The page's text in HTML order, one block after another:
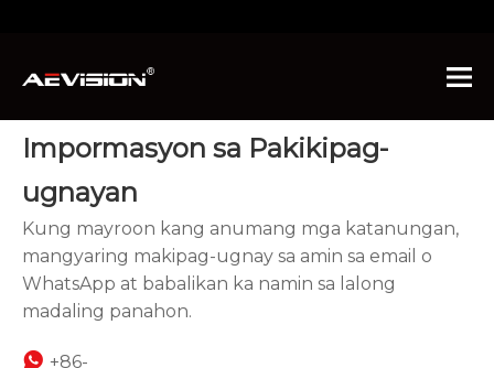
Impormasyon sa Pakikipag-
ugnayan
Kung mayroon kang anumang mga katanungan,
mangyaring makipag-ugnay sa amin sa email o
WhatsApp at babalikan ka namin sa lalong
madaling panahon.
 +86-